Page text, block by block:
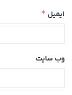
ایمیل *
وب‌ سایت